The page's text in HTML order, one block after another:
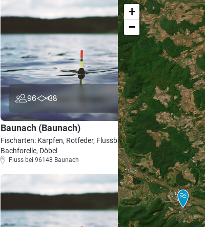
96 38 3.8
Baunach (Baunach)
Fischarten: Karpfen, Rotfeder, Flussbarsch,
Bachforelle, Döbel
Fluss bei 96148 Baunach
+
−